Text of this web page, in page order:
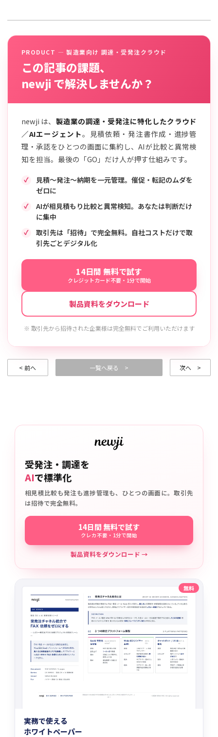
PRODUCT — 製造業向け 調達・受発注クラウド
この記事の課題、
newji で解決しませんか？
newji は、 製造業の調達・受発注に特化したクラウド
／AIエージェント。見積依頼・発注書作成・進捗管
理・承認をひとつの画面に集約し、AIが比較と異常検
知を担当。最後の「GO」だけ人が押す仕組みです。
見積〜発注〜納期を一元管理。催促・転記のムダを
ゼロに
AIが相見積もり比較と異常検知。あなたは判断だけ
に集中
取引先は「招待」で完全無料。自社コストだけで取
引先ごとデジタル化
14日間 無料で試す
クレジットカード不要・1分で開始
製品資料をダウンロード
※ 取引先から招待された企業様は完全無料でご利用いただけます
< 前へ 一覧へ戻る > 次へ >
受発注・調達を
AIで標準化
相見積比較も発注も進捗管理も、ひとつの画面に。取引先
は招待で完全無料。
14日間 無料で試す
クレカ不要・1分で開始
製品資料をダウンロード →
無料
実務で使える
ホワイトペーパー